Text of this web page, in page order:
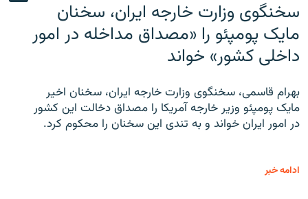
سخنگوی وزارت خارجه ایران، سخنان
مایک پومپئو را «مصداق مداخله در امور
داخلی کشور» خواند
بهرام قاسمی، سخنگوی وزارت خارجه ایران، سخنان اخیر
مایک پومپئو وزیر خارجه آمریکا را مصداق دخالت این کشور
در امور ایران خواند و به تندی این سخنان را محکوم کرد.
ادامه خبر